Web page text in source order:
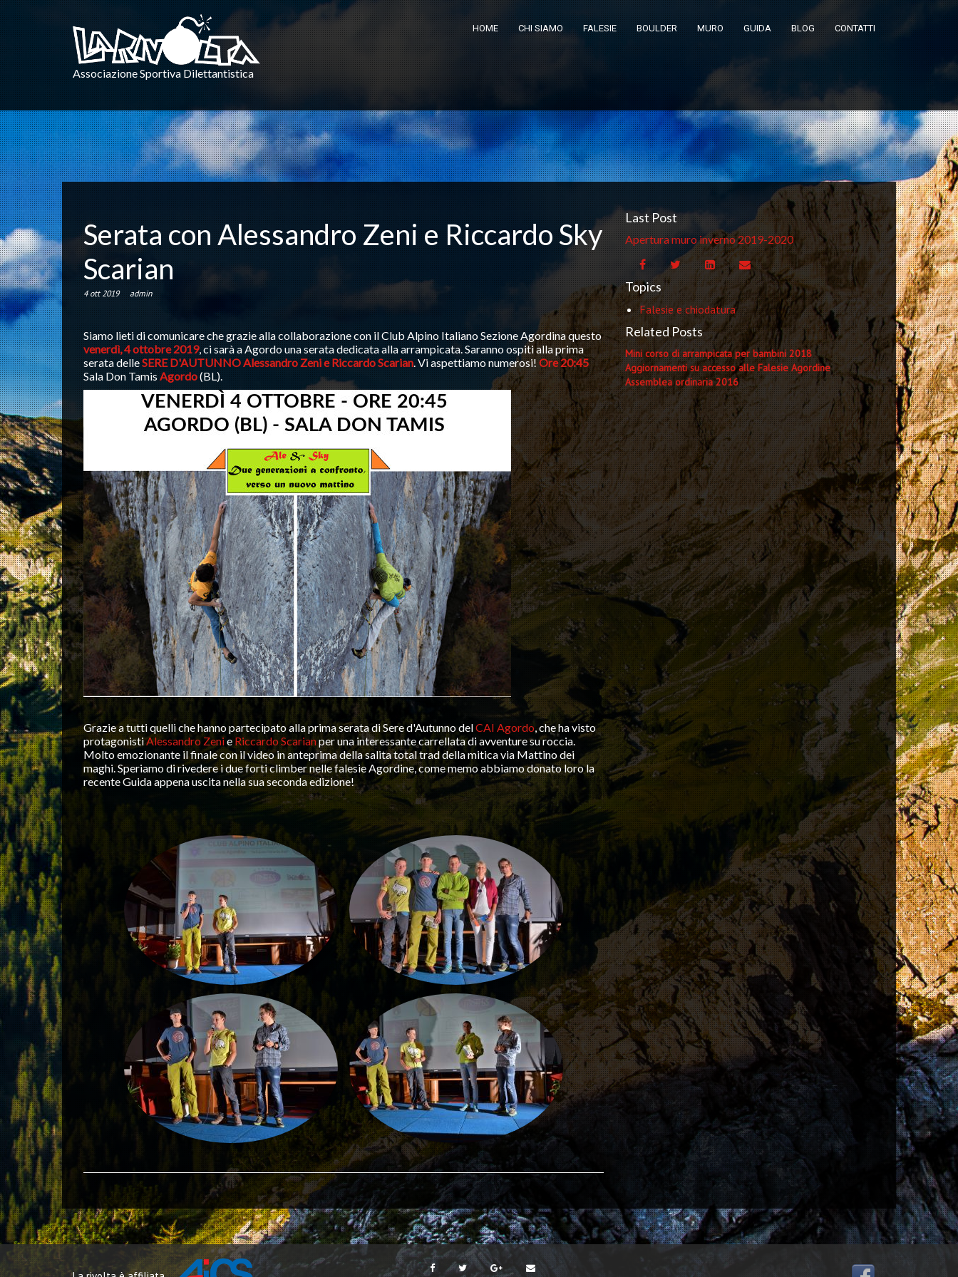
Associazione Sportiva Dilettantistica
HOME CHI SIAMO FALESIE BOULDER MURO GUIDA BLOG CONTATTI
Serata con Alessandro Zeni e Riccardo Sky
Scarian
4 ott 2019 admin
Siamo lieti di comunicare che grazie alla collaborazione con il Club Alpino Italiano Sezione Agordina questo
venerdì, 4 ottobre 2019, ci sarà a Agordo una serata dedicata alla arrampicata. Saranno ospiti alla prima
serata delleSERE D'AUTUNNO Alessandro Zeni e Riccardo Scarian. Vi aspettiamo numerosi!Ore 20:45
Sala Don Tamis Agordo(BL).
Grazie a tutti quelli che hanno partecipato alla prima serata di Sere d'Autunno delCAI Agordo, che ha visto
protagonistiAlessandro Zenie Riccardo Scarianper una interessante carrellata di avventure su roccia.
Molto emozionante il finale con il video in anteprima della salita total trad della mitica via Mattino dei
maghi. Speriamo di rivedere i due forti climber nelle falesie Agordine, come memo abbiamo donato loro la
recente Guida appena uscita nella sua seconda edizione!
Last Post
Apertura muro inverno 2019-2020
Topics
Falesie e chiodatura
Related Posts
Mini corso di arrampicata per bambini 2018
Aggiornamenti su accesso alle Falesie Agordine
Assemblea ordinaria 2016